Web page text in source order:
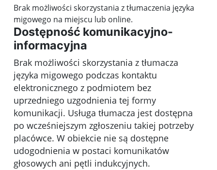
Brak możliwości skorzystania z tłumaczenia języka
migowego na miejscu lub online.
Dostępność komunikacyjno-
informacyjna
Brak możliwości skorzystania z tłumacza
języka migowego podczas kontaktu
elektronicznego z podmiotem bez
uprzedniego uzgodnienia tej formy
komunikacji. Usługa tłumacza jest dostępna
po wcześniejszym zgłoszeniu takiej potrzeby
placówce. W obiekcie nie są dostępne
udogodnienia w postaci komunikatów
głosowych ani pętli indukcyjnych.